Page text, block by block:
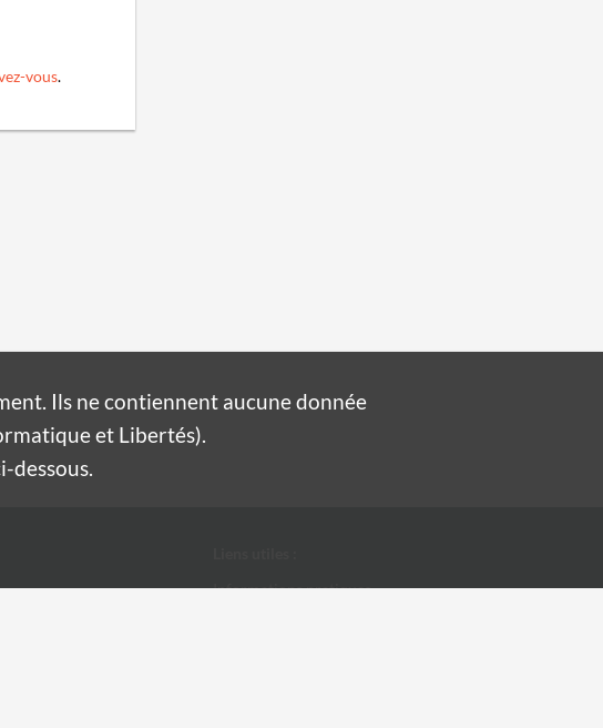
vous.
Informations pratiques
Ils ne contiennent aucune donnée
et Libertés).
dessous.